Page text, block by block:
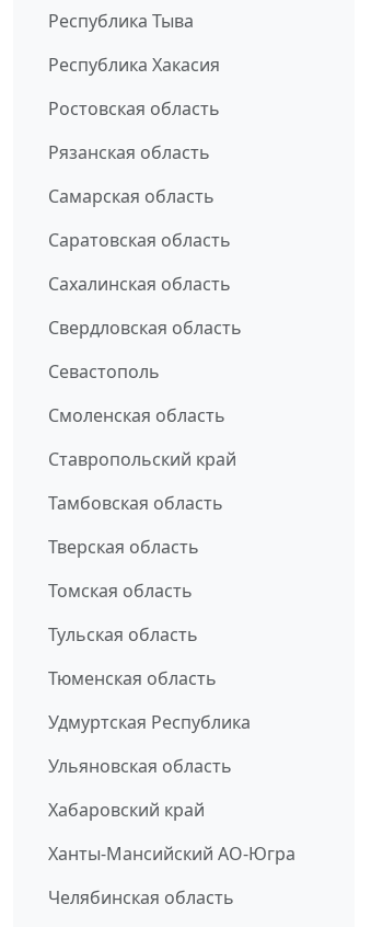
Республика Тыва
Республика Хакасия
Ростовская область
Рязанская область
Самарская область
Саратовская область
Сахалинская область
Свердловская область
Севастополь
Смоленская область
Ставропольский край
Тамбовская область
Тверская область
Томская область
Тульская область
Тюменская область
Удмуртская Республика
Ульяновская область
Хабаровский край
Ханты-Мансийский АО-Югра
Челябинская область